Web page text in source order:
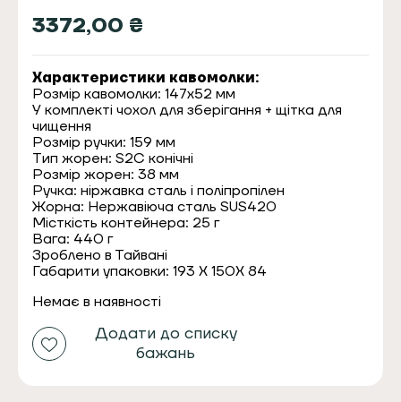
3372,00 ₴
Характеристики кавомолки:
Розмір кавомолки: 147х52 мм
У комплекті чохол для зберігання + щітка для
чищення
Розмір ручки: 159 мм
Тип жорен: S2C конічні
Розмір жорен: 38 мм
Ручка: ніржавка сталь і поліпропілен
Жорна: Нержавіюча сталь SUS420
Місткість контейнера: 25 г
Вага: 440 г
Зроблено в Тайвані
Габарити упаковки: 193 Х 150Х 84
Немає в наявності
Додати до списку
бажань